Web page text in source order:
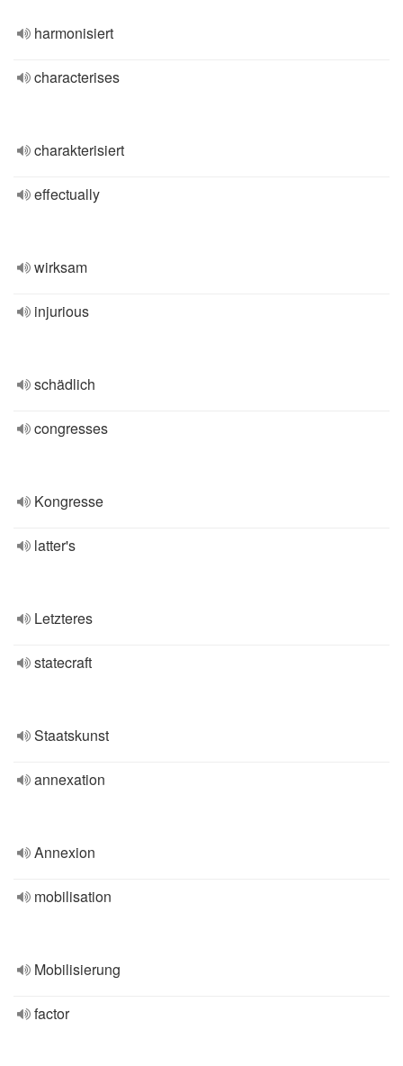
harmonisiert
characterises
charakterisiert
effectually
wirksam
injurious
schädlich
congresses
Kongresse
latter's
Letzteres
statecraft
Staatskunst
annexation
Annexion
mobilisation
Mobilisierung
factor